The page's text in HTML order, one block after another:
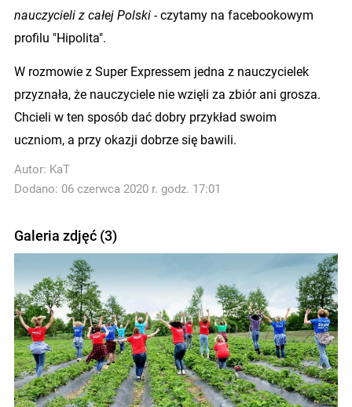
nauczycieli z całej Polski -czytamy na facebookowym
profilu "Hipolita".
W rozmowie z Super Expressem jedna z nauczycielek
przyznała, że nauczyciele nie wzięli za zbiór ani grosza.
Chcieli w ten sposób dać dobry przykład swoim
uczniom, a przy okazji dobrze się bawili.
Autor: KaT
Dodano: 06 czerwca 2020 r. godz. 17:01
Galeria zdjęć (3)